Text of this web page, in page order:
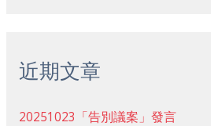
近期文章
20251023「告別議案」發言